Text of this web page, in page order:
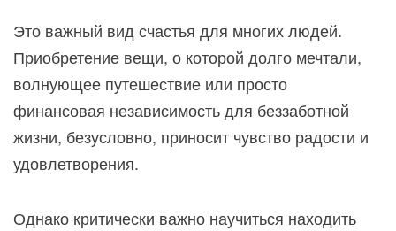
Это важный вид счастья для многих людей.
Приобретение вещи, о которой долго мечтали,
волнующее путешествие или просто
финансовая независимость для беззаботной
жизни, безусловно, приносит чувство радости и
удовлетворения.
Однако критически важно научиться находить